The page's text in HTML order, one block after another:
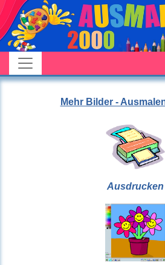
Mehr Bilder -
Ausdrucken